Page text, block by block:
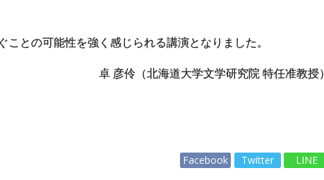
との可能性を強く感じられる講演となりました。
卓 彦伶（北海道大学文学研究院 特任准教授）
Facebook Twitter LINE